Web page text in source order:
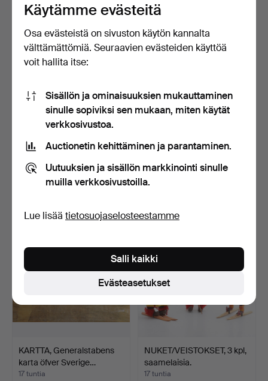
EINAR WALLQUIST.
Piirustus. Signeerattu ja…
17 tuntia
YÖPÖYTÄ, puuta, 1900-
17 tuntia
2 tarjousta
KARTTA, Generalstabens
karta öfver Sverige…
17 tuntia
NUKET/VEISTOKSET, 3 kpl,
saamelaisia.
17 tuntia
Käytämme evästeitä
Osa evästeistä on sivuston käytön kannalta
välttämättömiä. Seuraavien evästeiden käyttöä
voit hallita itse:
Sisällön ja ominaisuuksien mukauttaminen
sinulle sopiviksi sen mukaan, miten käytät
verkkosivustoa.
Auctionetin kehittäminen ja parantaminen.
Uutuuksien ja sisällön markkinointi sinulle
muilla verkkosivustoilla.
Lue lisää tietosuojaselosteestamme
Evästeasetukset
Salli kaikki